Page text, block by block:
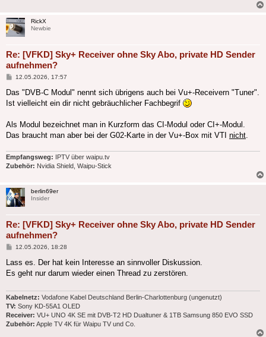
RickX
Newbie
Re: [VFKD] Sky+ Receiver ohne Sky Abo, private HD Sender
aufnehmen?
Beitrag
12.05.2026, 17:57
Das "DVB-C Modul" nennt sich übrigens auch bei Vu+-Receivern "Tuner".
Ist vielleicht ein dir nicht gebräuchlicher Fachbegrif
Als Modul bezeichnet man in Kurzform das CI-Modul oder CI+-Modul.
Das braucht man aber bei der G02-Karte in der Vu+-Box mit VTI nicht
Empfangsweg: IPTV über waipu.tv
Zubehör: Nvidia Shield, Waipu-Stick
berlin69er
Insider
Re: [VFKD] Sky+ Receiver ohne Sky Abo, private HD Sender
aufnehmen?
Beitrag
12.05.2026, 18:28
Lass es. Der hat kein Interesse an sinnvoller Diskussion.
Es geht nur darum wieder einen Thread zu zerstören.
Kabelnetz: Vodafone Kabel Deutschland Berlin-Charlottenburg (ungenutzt)
TV: Sony KD-55A1 OLED
Receiver: VU+ UNO 4K SE mit DVB-T2 HD Dualtuner & 1TB Samsung 850 EVO SSD
Zubehör: Apple TV 4K für Waipu TV und Co.